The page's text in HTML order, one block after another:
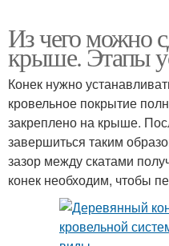
Из чего можно
крыше. Этапы
Конек нужно
кровельное покрытие
закреплено на крыше.
завершиться таким
зазор между скатами
конек необходим, чтобы